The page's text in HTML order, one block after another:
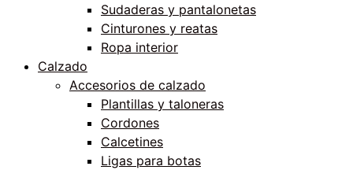
Sudaderas y pantalonetas
Cinturones y reatas
Ropa interior
Calzado
Accesorios de calzado
Plantillas y taloneras
Cordones
Calcetines
Ligas para botas